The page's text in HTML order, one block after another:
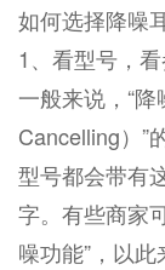
如何选择降噪
1、看型号，
一般来说，“
Cancelling）”
型号都会带有
字。有些商家
噪功能”，以